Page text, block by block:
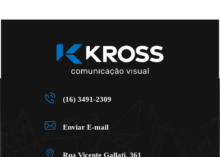
(16) 3491-2309
Enviar E-mail
Rua Vicente Gallati, 361